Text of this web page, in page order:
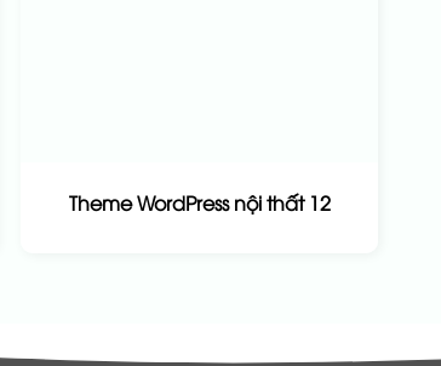
Theme WordPress nội thất 12